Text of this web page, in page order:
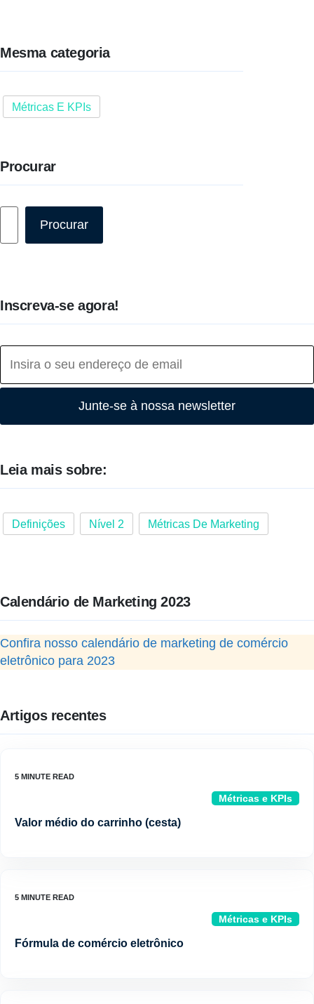
Mesma categoria
Métricas E KPIs
Procurar
Procurar
Inscreva-se agora!
Junte-se à nossa newsletter
Leia mais sobre:
Definições Nível 2 Métricas De Marketing
Calendário de Marketing 2023
Confira nosso calendário de marketing de comércio
eletrônico para 2023
Artigos recentes
Métricas e KPIs
Valor médio do carrinho (cesta)
Métricas e KPIs
Fórmula de comércio eletrônico